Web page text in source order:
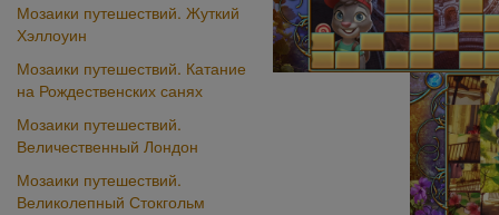
Мозаики путешествий. Жуткий
Хэллоуин
Мозаики путешествий. Катание
на Рождественских санях
Мозаики путешествий.
Величественный Лондон
Мозаики путешествий.
Великолепный Стокгольм